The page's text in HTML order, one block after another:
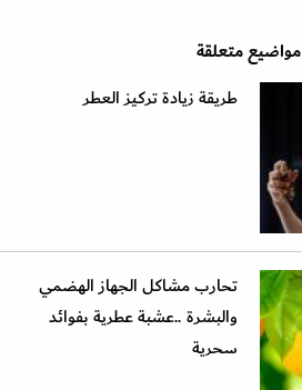
مواضيع متعلقة
طريقة زيادة تركيز العطر
تحارب مشاكل الجهاز الهضمي
والبشرة ..عشبة عطرية بفوائد
سحرية